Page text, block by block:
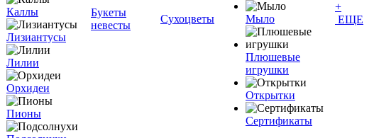
Каллы
Лизиантусы
Лилии
Орхидеи
Пионы
Букеты
невесты
Сухоцветы Мыло
Плюшевые
игрушки
Открытки
Сертификаты
+
ЕЩЕ